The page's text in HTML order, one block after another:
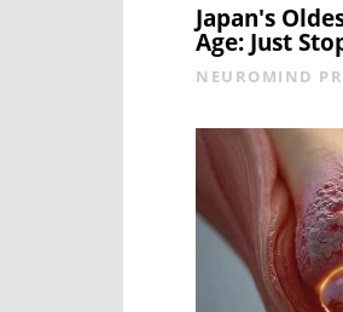
Japan's
Age: Just
NEUROMIND